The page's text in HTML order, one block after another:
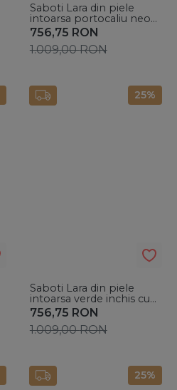
Saboti Lara din piele
intoarsa portocaliu neon
cu accesoriu auriu
756,75 RON
1.009,00RON
25%
Saboti Lara din piele
intoarsa verde inchis cu
accesoriu argintiu
756,75 RON
1.009,00RON
25%